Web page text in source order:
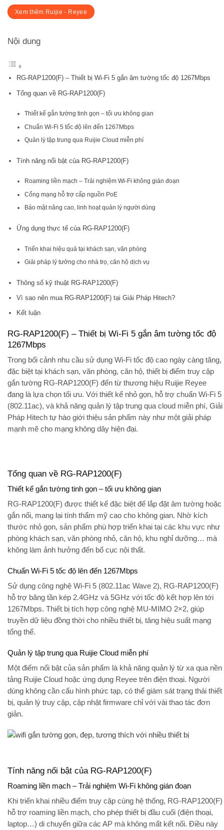
Xem thêm Ruijie - Reyee
Nội dung
RG-RAP1200(F) – Thiết bị Wi-Fi 5 gắn âm tường tốc độ 1267Mbps
Tổng quan về RG-RAP1200(F)
Thiết kế gắn tường tinh gọn – tối ưu không gian
Chuẩn Wi-Fi 5 tốc độ lên đến 1267Mbps
Quản lý tập trung qua Ruijie Cloud miễn phí
Tính năng nổi bật của RG-RAP1200(F)
Roaming liền mạch – Trải nghiệm Wi-Fi không gián đoạn
Cổng mạng hỗ trợ cấp nguồn PoE
Bảo mật nâng cao, linh hoạt quản lý người dùng
Ứng dụng thực tế của RG-RAP1200(F)
Triển khai hiệu quả tại khách sạn, văn phòng
Giải pháp lý tưởng cho nhà trọ, căn hộ dịch vụ
Thông số kỹ thuật RG-RAP1200(F)
Vì sao nên mua RG-RAP1200(F) tại Giải Pháp Hitech?
Kết luận
RG-RAP1200(F) – Thiết bị Wi-Fi 5 gắn âm tường tốc độ
1267Mbps
Trong bối cảnh nhu cầu sử dụng Wi-Fi tốc độ cao ngày càng tăng,
đặc biệt tại khách sạn, văn phòng, căn hộ, thiết bị điểm truy cập
gắn tường RG-RAP1200(F) đến từ thương hiệu Ruijie Reyee
đang là lựa chọn tối ưu. Với thiết kế nhỏ gọn, hỗ trợ chuẩn Wi-Fi 5
(802.11ac), và khả năng quản lý tập trung qua cloud miễn phí, Giải
Pháp Hitech tự hào giới thiệu sản phẩm này như một giải pháp
mạnh mẽ cho mạng không dây hiện đại.
Tổng quan về RG-RAP1200(F)
Thiết kế gắn tường tinh gọn – tối ưu không gian
RG-RAP1200(F) được thiết kế đặc biệt để lắp đặt âm tường hoặc
gắn nổi, mang lại tính thẩm mỹ cao cho không gian. Nhờ kích
thước nhỏ gọn, sản phẩm phù hợp triển khai tại các khu vực như
phòng khách sạn, văn phòng nhỏ, căn hộ, khu nghỉ dưỡng… mà
không làm ảnh hưởng đến bố cục nội thất.
Chuẩn Wi-Fi 5 tốc độ lên đến 1267Mbps
Sử dụng công nghệ Wi-Fi 5 (802.11ac Wave 2), RG-RAP1200(F)
hỗ trợ băng tần kép 2.4GHz và 5GHz với tốc độ kết hợp lên tới
1267Mbps. Thiết bị tích hợp công nghệ MU-MIMO 2×2, giúp
truyền dữ liệu đồng thời cho nhiều thiết bị, tăng hiệu suất mạng
tổng thể.
Quản lý tập trung qua Ruijie Cloud miễn phí
Một điểm nổi bật của sản phẩm là khả năng quản lý từ xa qua nền
tảng Ruijie Cloud hoặc ứng dụng Reyee trên điện thoại. Người
dùng không cần cấu hình phức tạp, có thể giám sát trạng thái thiết
bị, quản lý truy cập, cập nhật firmware chỉ với vài thao tác đơn
giản.
Tính năng nổi bật của RG-RAP1200(F)
Roaming liền mạch – Trải nghiệm Wi-Fi không gián đoạn
Khi triển khai nhiều điểm truy cập cùng hệ thống, RG-RAP1200(F)
hỗ trợ roaming liền mạch, cho phép thiết bị đầu cuối (điện thoại,
laptop…) di chuyển giữa các AP mà không mất kết nối. Điều này